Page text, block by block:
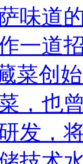
味道
一道
菜创
，也
发，